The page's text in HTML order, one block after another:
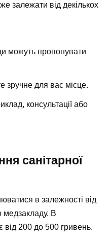
залежати від декількох
можуть пропонувати
зручне для вас місце.
консультації або
санітарної
в залежності від
медзакладу. В
від 200 до 500 гривень.